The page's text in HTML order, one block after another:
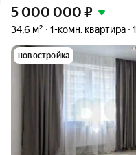
5 000 000 ₽
34,6 м² 1-комн. квартира
новостройка